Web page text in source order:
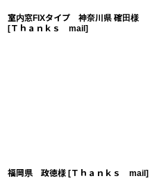
室内窓FIXタイプ 神奈川県 確田様
[Ｔｈａｎｋｓ mail ]
福岡県 政徳様 [Ｔｈａｎｋｓ mail ]